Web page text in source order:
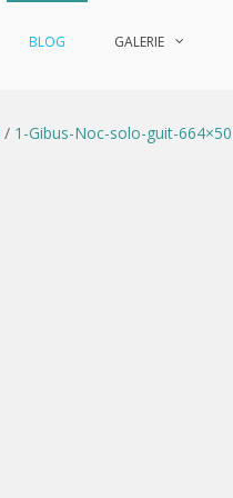
BLOG GALERIE
/ 1-Gibus-Noc-solo-guit-